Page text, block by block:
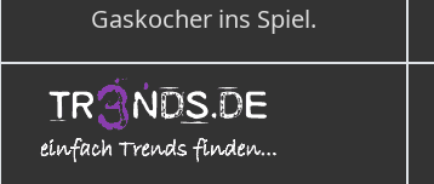
Gaskocher ins Spiel.